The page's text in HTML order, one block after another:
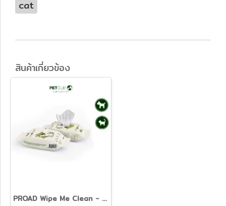
cat
สินค้าเกี่ยวข้อง
PROAD Wipe Me Clean - ทิชชู่เปียกสัตว์เลี้ยงพกพา 20 แผ่น